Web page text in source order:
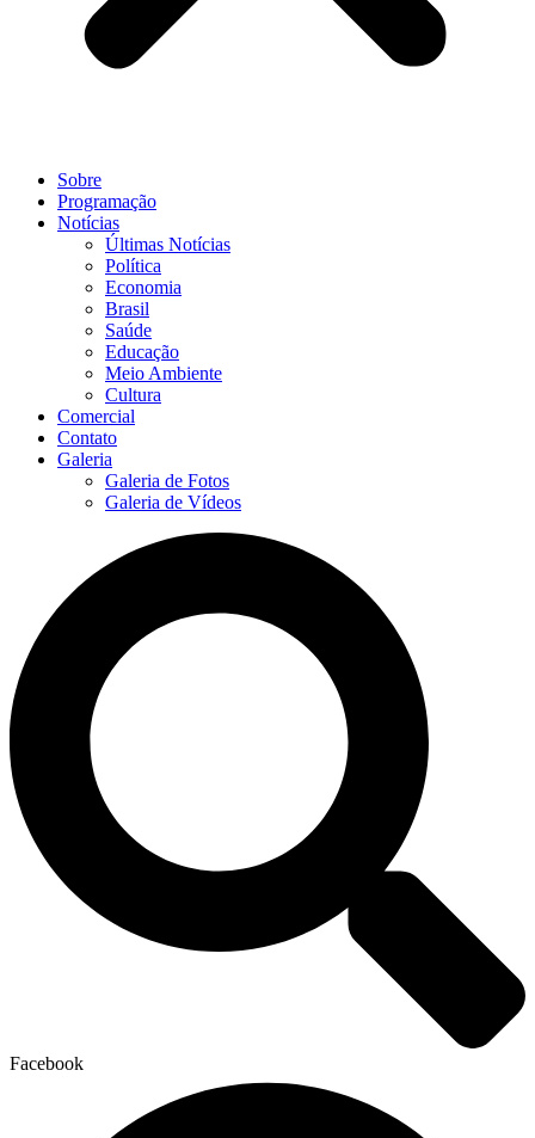
Sobre
Programação
Notícias
Últimas Notícias
Política
Economia
Brasil
Saúde
Educação
Meio Ambiente
Cultura
Comercial
Contato
Galeria
Galeria de Fotos
Galeria de Vídeos
Facebook